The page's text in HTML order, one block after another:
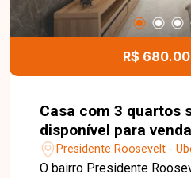
sistema de câmeras de
oferecendo segurança,
possibilidades de utilização. Entre em
para mais informações e
R$
Casa com 3 quartos
disponível para
Presidente Roosevelt em
MG
Presidente Roosevelt -
O bairro Presidente